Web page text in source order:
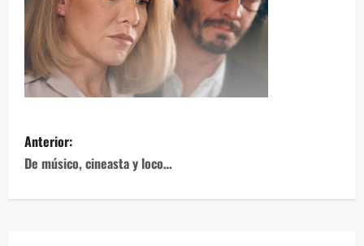
Anterior:
De músico, cineasta y loco…